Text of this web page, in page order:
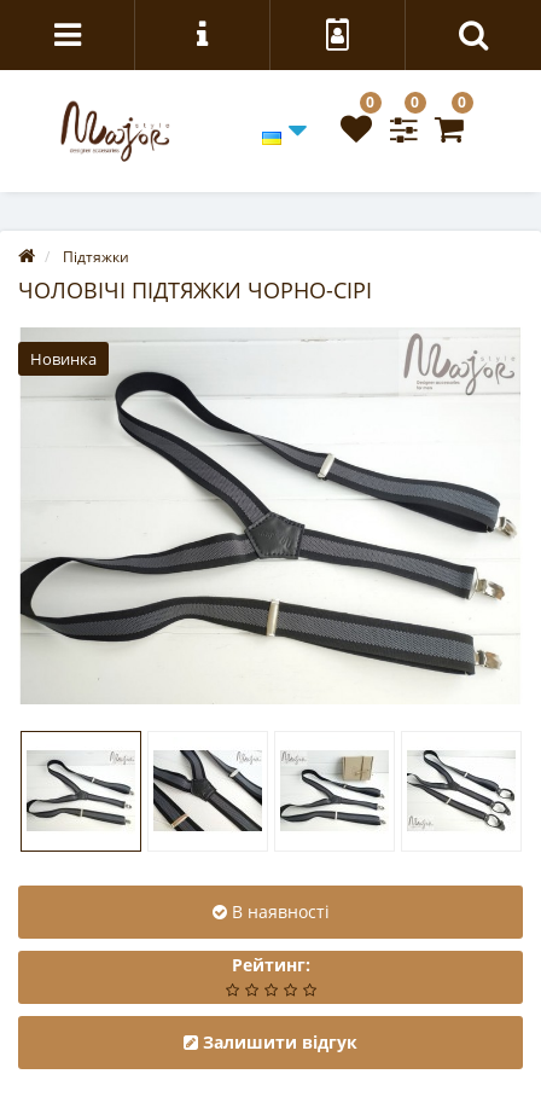
0 0 0
Підтяжки
ЧОЛОВІЧІ ПІДТЯЖКИ ЧОРНО-СІРІ
Новинка
В наявності
Рейтинг:
Залишити відгук